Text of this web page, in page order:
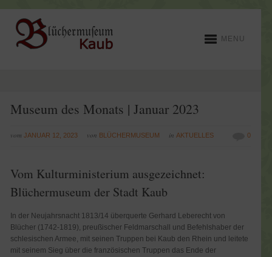
MENU
Museum des Monats | Januar 2023
vom JANUAR 12, 2023 von BLÜCHERMUSEUM inAKTUELLES 0
Vom Kulturministerium ausgezeichnet:
Blüchermuseum der Stadt Kaub
In der Neujahrsnacht 1813/14 überquerte Gerhard Leberecht von
Blücher (1742-1819), preußischer Feldmarschall und Befehlshaber der
schlesischen Armee, mit seinen Truppen bei Kaub den Rhein und leitete
mit seinem Sieg über die französischen Truppen das Ende der